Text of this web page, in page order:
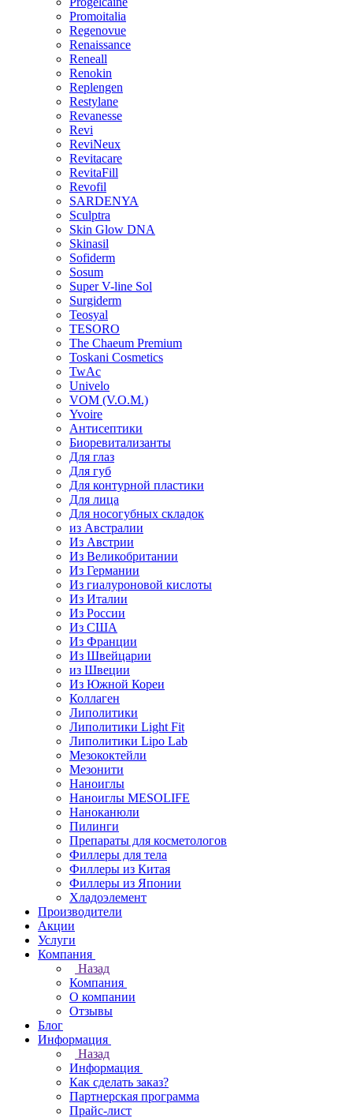
Promoitalia
Regenovue
Renaissance
Reneall
Renokin
Replengen
Restylane
Revanesse
Revi
ReviNeux
Revitacare
RevitaFill
Revofil
SARDENYA
Sculptra
Skin Glow DNA
Skinasil
Sofiderm
Sosum
Super V-line Sol
Surgiderm
Teosyal
TESORO
The Chaeum Premium
Toskani Cosmetics
TwAc
Univelo
VOM (V.O.M.)
Yvoire
Антисептики
Биоревитализанты
Для глаз
Для губ
Для контурной пластики
Для лица
Для носогубных складок
из Австралии
Из Австрии
Из Великобритании
Из Германии
Из гиалуроновой кислоты
Из Италии
Из России
Из США
Из Франции
Из Швейцарии
из Швеции
Из Южной Кореи
Коллаген
Липолитики
Липолитики Light Fit
Липолитики Lipo Lab
Мезококтейли
Мезонити
Наноиглы
Наноиглы MESOLIFE
Наноканюли
Пилинги
Препараты для косметологов
Филлеры для тела
Филлеры из Китая
Филлеры из Японии
Хладоэлемент
Производители
Акции
Услуги
Компания
Назад
Компания
О компании
Отзывы
Блог
Информация
Назад
Информация
Как сделать заказ?
Партнерская программа
Прайс-лист